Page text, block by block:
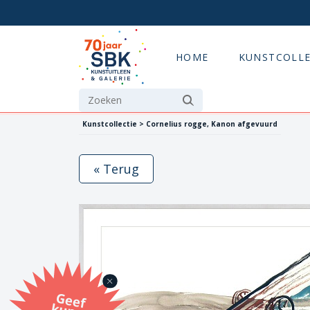
HOME
Kunstcollectie > Cornelius rogge, Kanon afgevuurd
G
eef
u
n
st
a
d
o
m
et
e SB
K
u
n
stb
o
n
« Terug